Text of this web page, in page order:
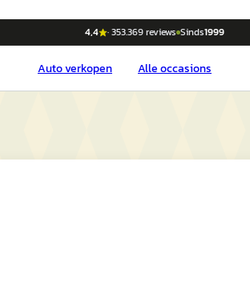
4,4 ·353.369reviews Sinds1999
Autoverkopen Alle occasions